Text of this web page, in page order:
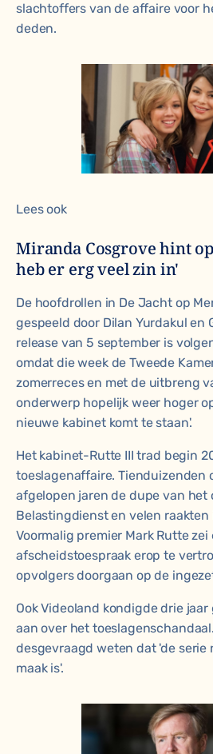
slachtoffers van de affaire voor
deden.
Lees ook
Miranda Cosgrove hint
heb er erg veel zin in'
De hoofdrollen in De Jacht op
gespeeld door Dilan Yurdakul en
release van 5 september is
omdat die week de Tweede
zomerreces en met de uitbreng
onderwerp hopelijk weer hoger
nieuwe kabinet komt te staan'.
Het kabinet-Rutte III trad begin
toeslagenaffaire. Tienduizenden
afgelopen jaren de dupe van het
Belastingdienst en velen raakten
Voormalig premier Mark Rutte
afscheidstoespraak erop te
opvolgers doorgaan op de
Ook Videoland kondigde drie
aan over het
desgevraagd weten dat 'de serie
maak is'.